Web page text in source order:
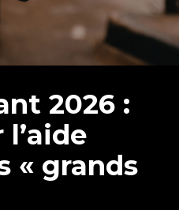
2026 :
« grands